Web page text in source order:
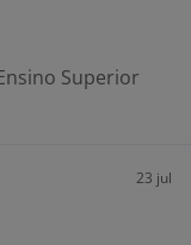
Superior
23 jul